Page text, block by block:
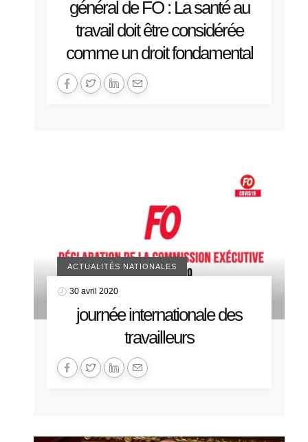
général de FO : La santé au
travail doit être considérée
comme un droit fondamental
ACTUALITÉS NATIONALES
30 avril 2020
journée internationale des
travailleurs